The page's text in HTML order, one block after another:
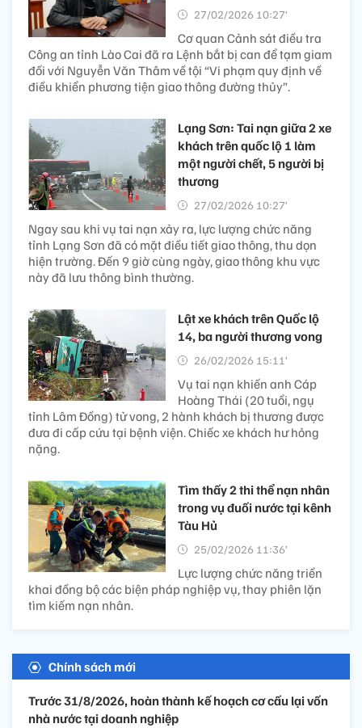
27/02/2026 10:27’
Cơ quan Cảnh sát điều tra
Công an tỉnh Lào Cai đã ra Lệnh bắt bị can để tạm giam
đối với Nguyễn Văn Thâm về tội “Vi phạm quy định về
điều khiển phương tiện giao thông đường thủy”.
Lạng Sơn: Tai nạn giữa 2 xe
khách trên quốc lộ 1 làm
một người chết, 5 người bị
thương
27/02/2026 10:27’
Ngay sau khi vụ tai nạn xảy ra, lực lượng chức năng
tỉnh Lạng Sơn đã có mặt điều tiết giao thông, thu dọn
hiện trường. Đến 9 giờ cùng ngày, giao thông khu vực
này đã lưu thông bình thường.
Lật xe khách trên Quốc lộ
14, ba người thương vong
26/02/2026 15:11’
Vụ tai nạn khiến anh Cáp
Hoàng Thái (20 tuổi, ngụ
tỉnh Lâm Đồng) tử vong, 2 hành khách bị thương được
đưa đi cấp cứu tại bệnh viện. Chiếc xe khách hư hỏng
nặng.
Tìm thấy 2 thi thể nạn nhân
trong vụ đuối nước tại kênh
Tàu Hủ
25/02/2026 11:36’
Lực lượng chức năng triển
khai đồng bộ các biện pháp nghiệp vụ, thay phiên lặn
tìm kiếm nạn nhân.
Chính sách mới
Trước 31/8/2026, hoàn thành kế hoạch cơ cấu lại vốn
nhà nước tại doanh nghiệp